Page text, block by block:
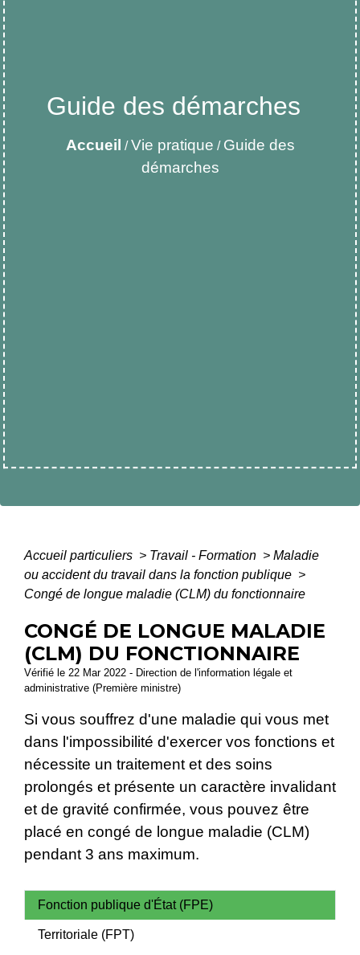
Guide des démarches
Accueil /Vie pratique / Guide des
démarches
Accueil particuliers > Travail - Formation > Maladie
ou accident du travail dans la fonction publique >
Congé de longue maladie (CLM) du fonctionnaire
CONGÉ DE LONGUE MALADIE
(CLM) DU FONCTIONNAIRE
Vérifié le 22 Mar 2022 - Direction de l'information légale et
administrative (Première ministre)
Si vous souffrez d'une maladie qui vous met
dans l'impossibilité d'exercer vos fonctions et
nécessite un traitement et des soins
prolongés et présente un caractère invalidant
et de gravité confirmée, vous pouvez être
placé en congé de longue maladie (CLM)
pendant 3 ans maximum.
Fonction publique d'État (FPE)
Territoriale (FPT)